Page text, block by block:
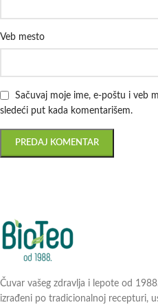
Veb mesto
Sačuvaj moje ime, e-poštu i veb
sledeći put kada komentarišem.
Čuvar vašeg zdravlja i lepote od
izrađeni po tradicionalnoj recepturi,